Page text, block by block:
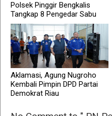
Polsek Pinggir Bengkalis
Tangkap 8 Pengedar Sabu
Aklamasi, Agung Nugroho
Kembali Pimpin DPD Partai
Demokrat Riau